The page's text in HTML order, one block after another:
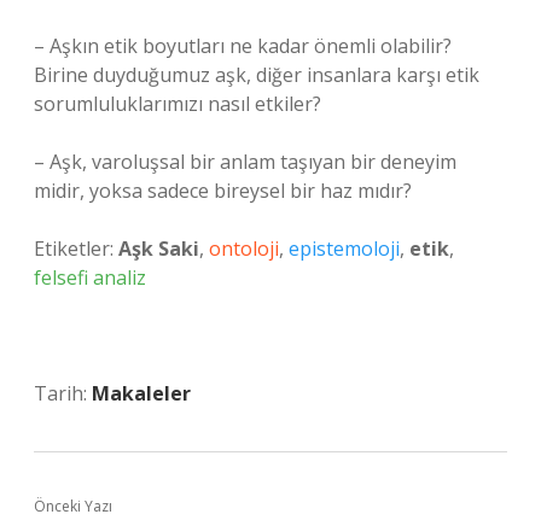
– Aşkın etik boyutları ne kadar önemli olabilir?
Birine duyduğumuz aşk, diğer insanlara karşı etik
sorumluluklarımızı nasıl etkiler?
– Aşk, varoluşsal bir anlam taşıyan bir deneyim
midir, yoksa sadece bireysel bir haz mıdır?
Etiketler: Aşk Saki, ontoloji, epistemoloji, etik,
felsefi analiz
Tarih: Makaleler
Önceki Yazı